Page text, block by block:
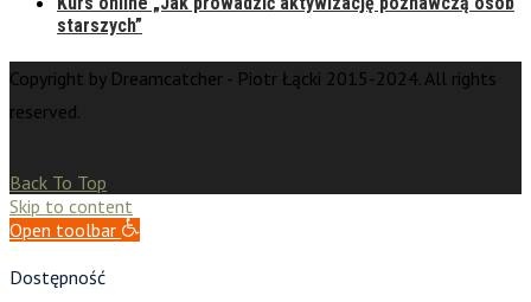
starszych”
Copyright by Dreamcatcher - Piotr Łącki 2015-2024. All rights
reserved.
Back To Top
Skip to content
Open toolbar
Dostępność